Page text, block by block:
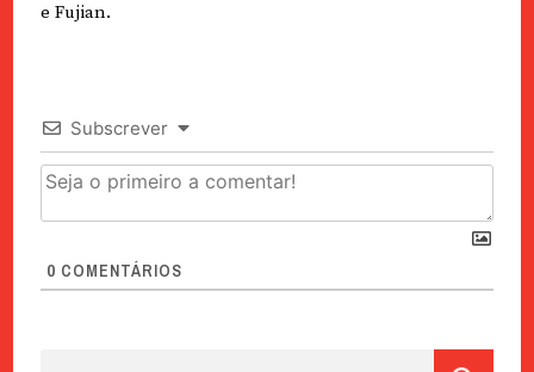
e Fujian.
Subscrever
0 COMENTÁRIOS